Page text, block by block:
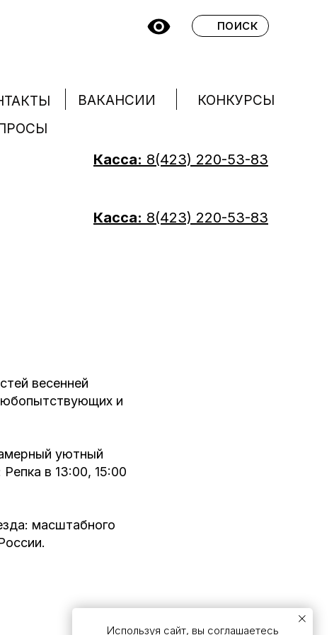
поиск
Касса: 8(423) 220-53-83
ВАКАНСИИ
КОНКУРСЫ
Касса: 8(423) 220-53-83
Используя сайт, вы соглашаетесь
весенней
и
уютный
в 13:00, 15:00
масштабного